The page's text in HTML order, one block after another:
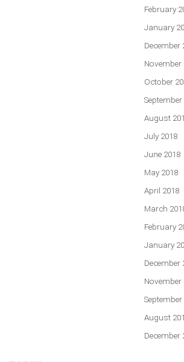
February
January
December
November
October
September
August
July 2018
June 2018
May 2018
April 2018
March
February
January
December
November
September
August
December